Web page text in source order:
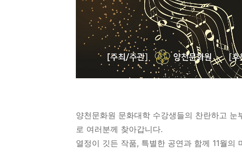
양천문화원 문화대학 수강생들의 찬란하고
로 여러분께 찾아갑니다.
열정이 깃든 작품, 특별한 공연과 함께 11월의